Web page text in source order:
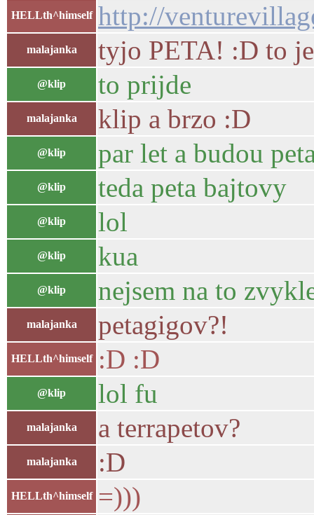
HELLth^himself http://
malajanka tyjo PETA! :D to
@klip to prijde
malajanka klip a brzo :D
@klip par let a budou
@klip teda peta bajtovy
@klip lol
@klip kua
@klip nejsem na to
malajanka petagigov?!
HELLth^himself :D :D
@klip lol fu
malajanka a terrapetov?
malajanka :D
HELLth^himself =)))